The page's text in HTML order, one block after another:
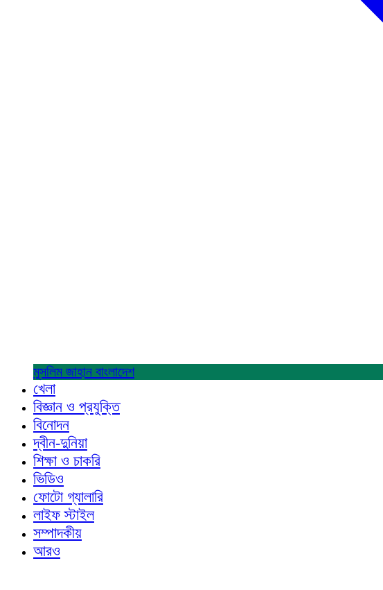
মুসলিম জাহান বাংলাদেশ
খেলা
বিজ্ঞান ও প্রযুক্তি
বিনোদন
দ্বীন-দুনিয়া
শিক্ষা ও চাকরি
ভিডিও
ফোটো গ্যালারি
লাইফ স্টাইল
সম্পাদকীয়
আরও